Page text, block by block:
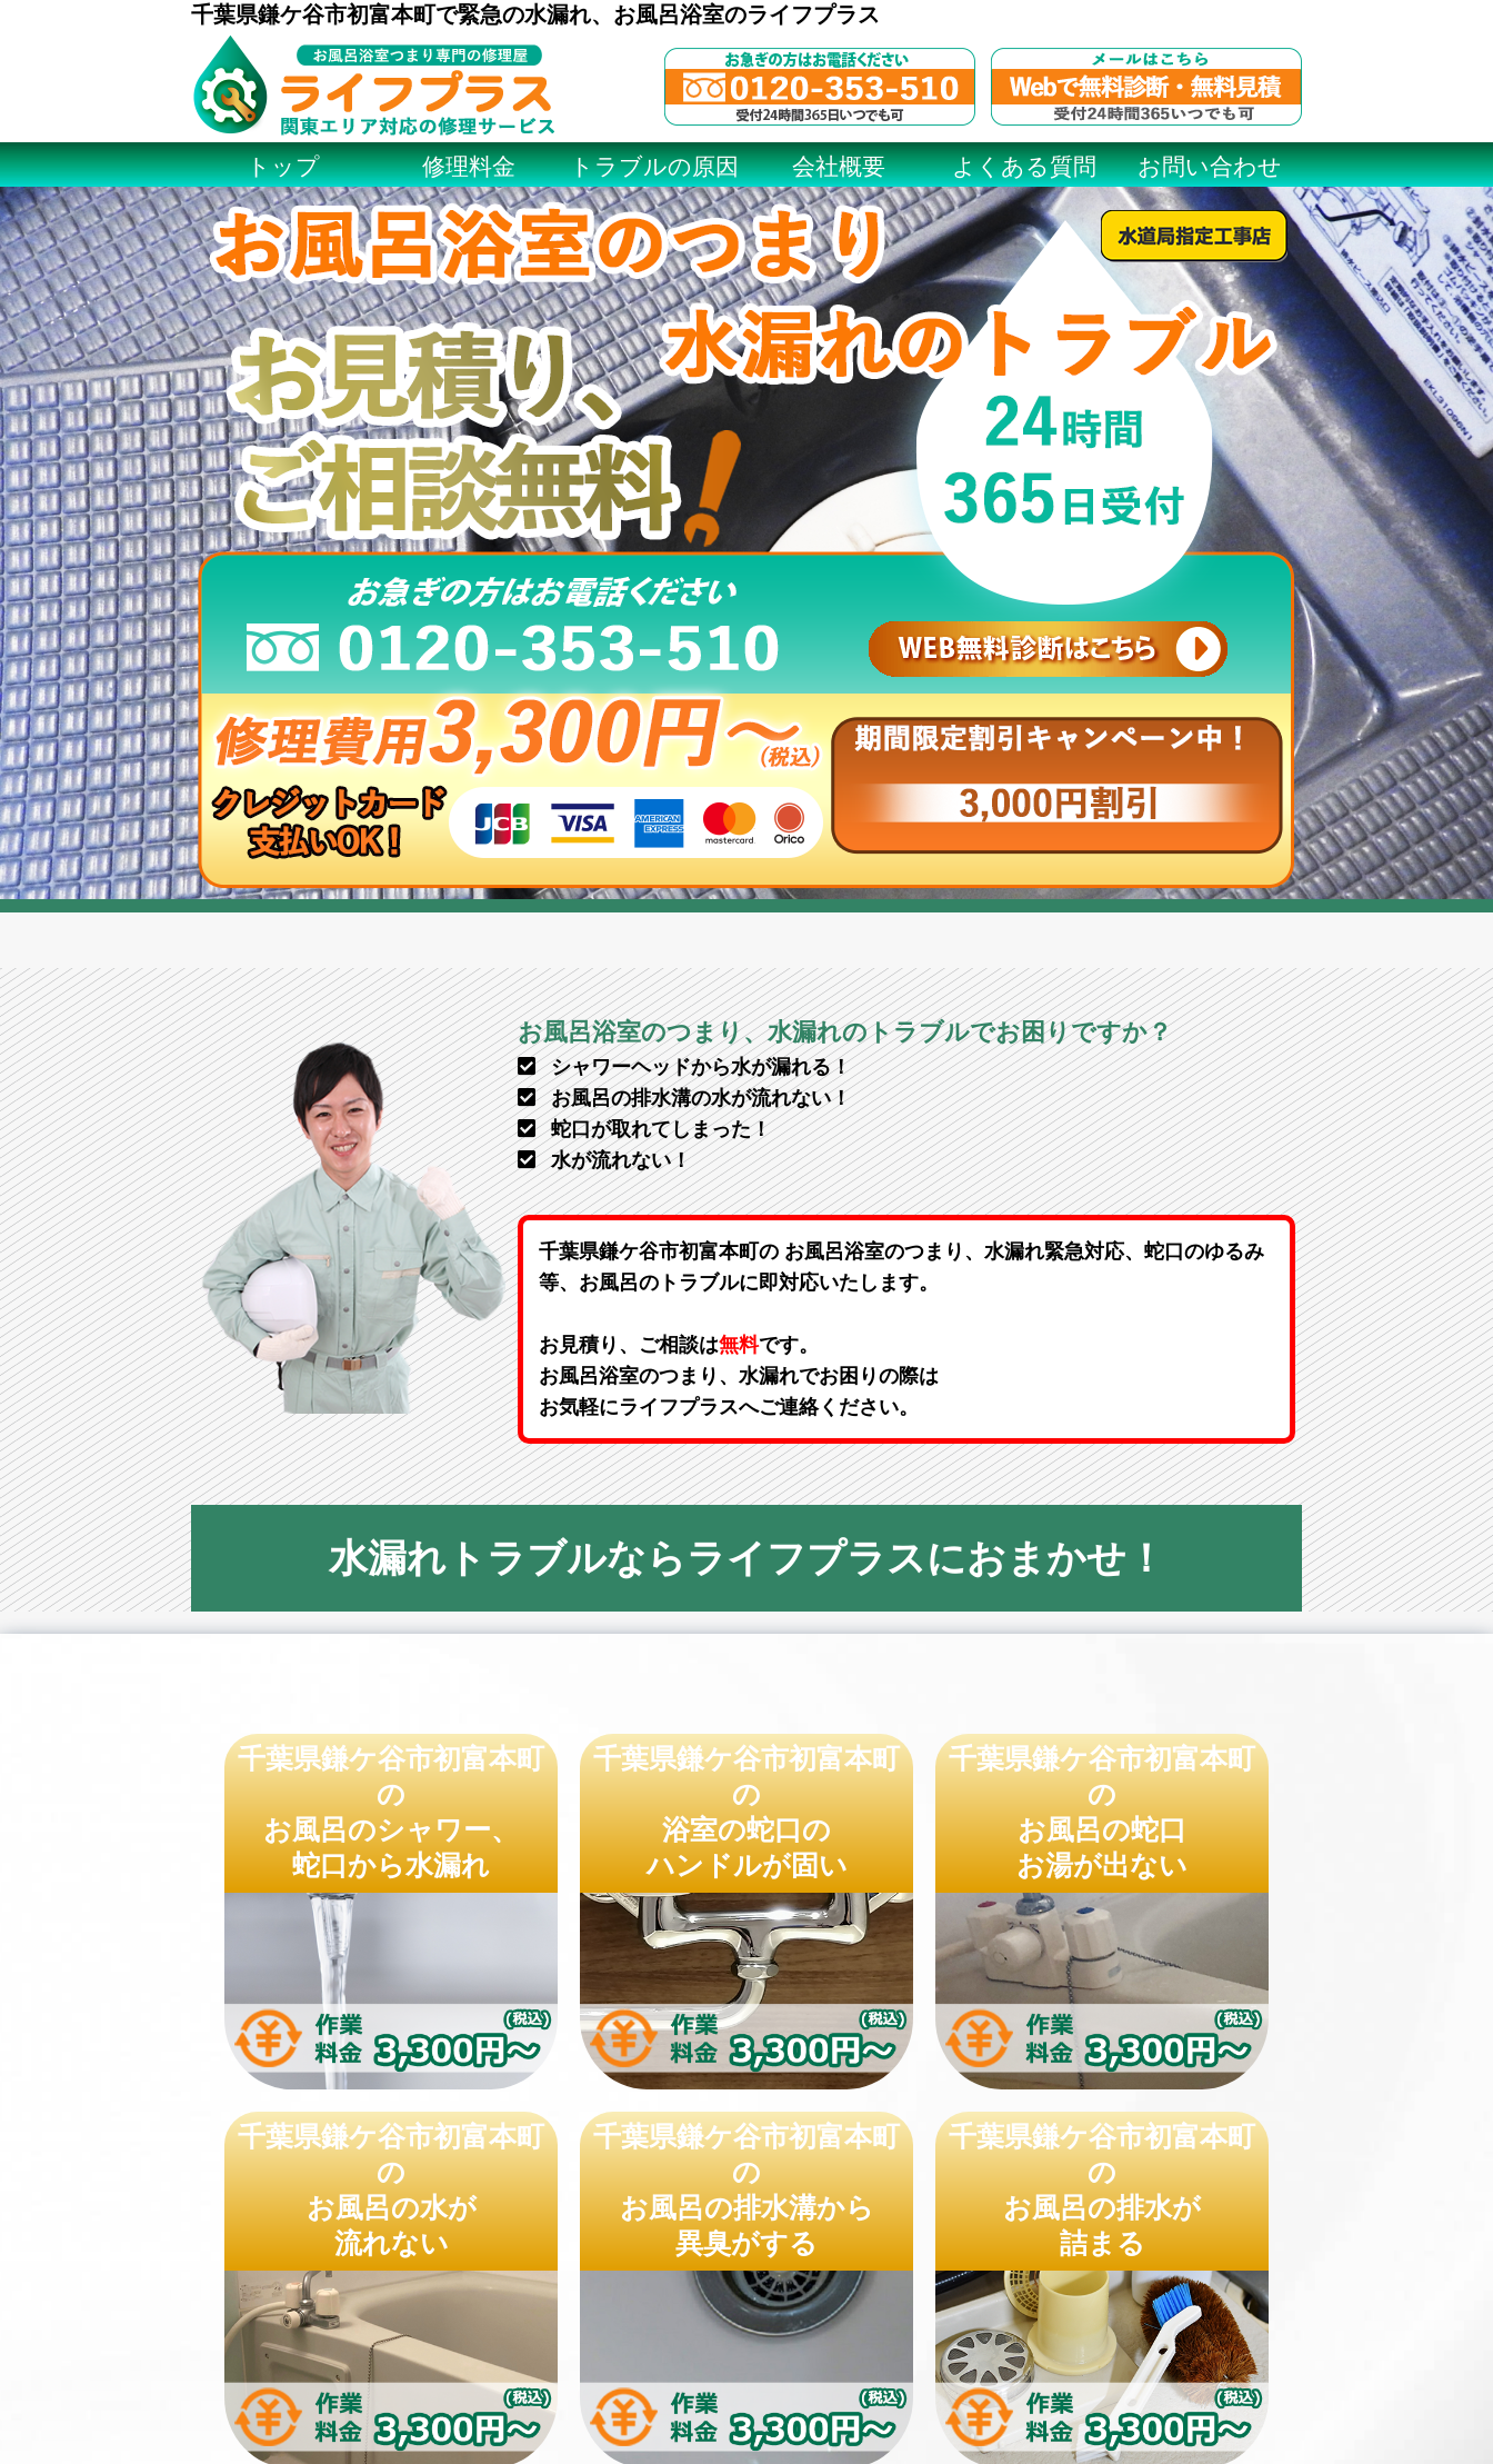
千葉県鎌ケ谷市初富本町で緊急の水漏れ、お風呂浴室のライフプラス
トップ 修理料金 トラブルの原因 会社概要 よくある質問 お問い合わせ
お風呂浴室のつまり、水漏れのトラブルでお困りですか？
シャワーヘッドから水が漏れる！
お風呂の排水溝の水が流れない！
蛇口が取れてしまった！
水が流れない！
千葉県鎌ケ谷市初富本町の お風呂浴室のつまり、水漏れ緊急対応、蛇口のゆるみ
等、お風呂のトラブルに即対応いたします。
お見積り、ご相談は無料です。
お風呂浴室のつまり、水漏れでお困りの際は
お気軽にライフプラスへご連絡ください。
水漏れトラブルならライフプラスにおまかせ！
千葉県鎌ケ谷市初富本町
の
お風呂のシャワー、
蛇口から水漏れ
千葉県鎌ケ谷市初富本町
の
浴室の蛇口の
ハンドルが固い
千葉県鎌ケ谷市初富本町
の
お風呂の蛇口
お湯が出ない
千葉県鎌ケ谷市初富本町
の
お風呂の水が
流れない
千葉県鎌ケ谷市初富本町
の
お風呂の排水溝から
異臭がする
千葉県鎌ケ谷市初富本町
の
お風呂の排水が
詰まる